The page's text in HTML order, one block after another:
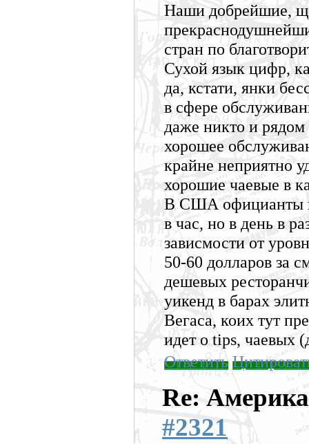
Наши добрейшие,
стран по
Сухой язык цифр,
да, кстати, янки
в сфере
даже никто и рядом
хорошее
крайне неприятно
хорошие чаевые в
В США официанты
в час, но в день в
зависмости от
50-60 долларов за
дешевых
уикенд в барах
Вегаса, коих тут
идет о tips, чаевых
Ответить
Re:
#2321